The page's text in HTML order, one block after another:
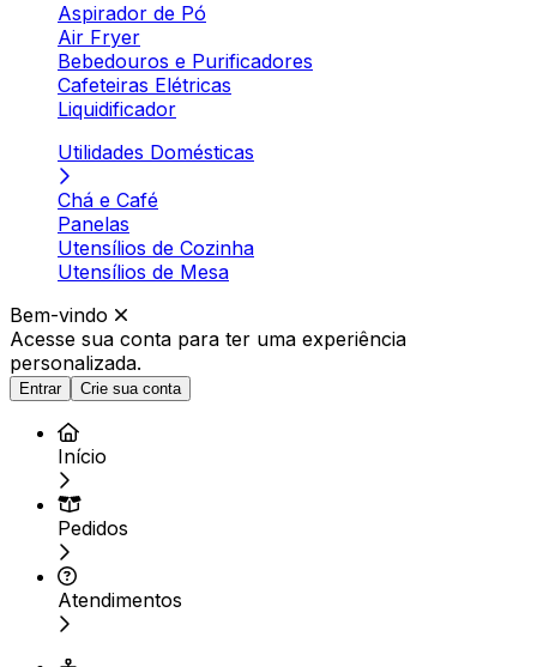
Aspirador de Pó
Air Fryer
Bebedouros e Purificadores
Cafeteiras Elétricas
Liquidificador
Utilidades Domésticas
Chá e Café
Panelas
Utensílios de Cozinha
Utensílios de Mesa
Bem-vindo
Acesse sua conta para ter uma experiência
personalizada.
Entrar Crie sua conta
Início
Pedidos
Atendimentos